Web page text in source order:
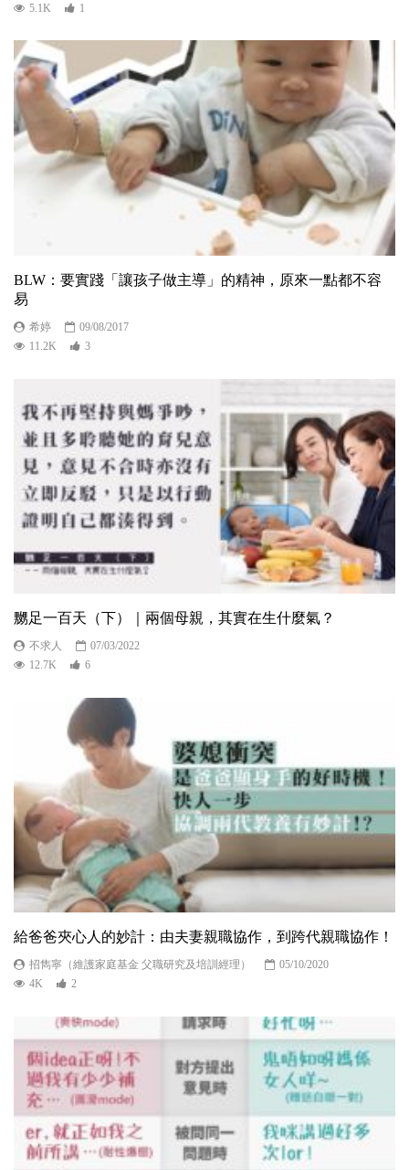
5.1K
1
BLW：要實踐「讓孩子做主導」的精神，原來一點都不容
易
希婷
09/08/2017
11.2K
3
嬲足一百天（下）｜兩個母親，其實在生什麼氣？
不求人
07/03/2022
12.7K
6
給爸爸夾心人的妙計：由夫妻親職協作，到跨代親職協作！
招雋寧（維護家庭基金 父職研究及培訓經理）
05/10/2020
4K
2